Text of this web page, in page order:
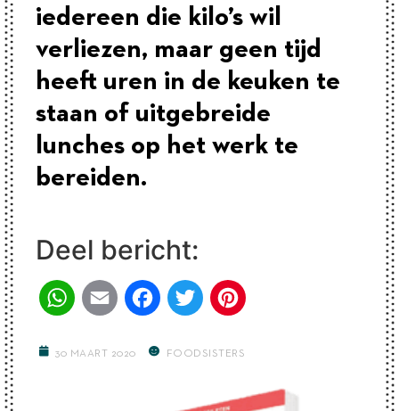
iedereen die kilo’s wil
verliezen, maar geen tijd
heeft uren in de keuken te
staan of uitgebreide
lunches op het werk te
bereiden.
Deel bericht:
WhatsApp
Email FacebookTwitter
30 MAART 2020 FOODSISTERS